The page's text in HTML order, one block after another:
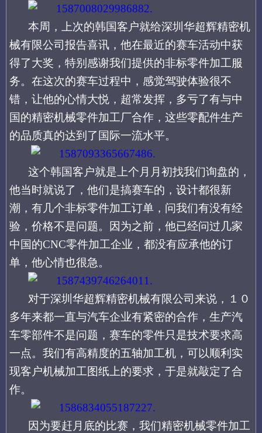
本周，上次的韩国客户就给深圳华超辉精密机
械有限公司报告喜讯，他在最近的赛车活动中获
得了大奖，特别感谢我们提供的非标零件加工服
务。在这次的赛车过程中，感觉驾驶体验很不
错，让他的心情大悦，超常发挥，多亏了有与中
国的精密机械零件加工厂合作，这些零配件生产
的品质真的达到了国际一流水平。
这个韩国客户就是上个月月初找我们询盘的，
他当时就说了，他们是搞赛车的，设计都很新
潮，有几个非标零件加工订单，问我们有没有经
验，价格不是问题。因为之前，他已经问过几家
中国的CNC零件加工企业，都没有应承他的订
单，他心情也很急。
对于深圳华超辉精密机械有限公司来说，１０
多年来都一直与汽车企业有紧密的合作，生产汽
车零部件不是问题，赛车的零件只是技术要求高
一点。我们有高精度的五轴加工机，可以顺利实
现客户机械加工图纸上的要求，于是就敲定了合
作。
因为要赶月底的比赛，我们精密机械零件加工